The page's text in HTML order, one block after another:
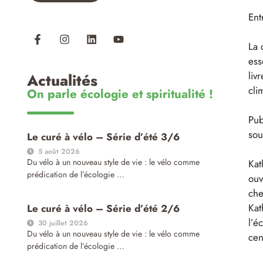
Actualités
On parle écologie et spiritualité !
Le curé à vélo – Série d’été 3/6
5 août 2026
Du vélo à un nouveau style de vie : le vélo comme
prédication de l’écologie …
Le curé à vélo – Série d’été 2/6
30 juillet 2026
Du vélo à un nouveau style de vie : le vélo comme
prédication de l’écologie …
La